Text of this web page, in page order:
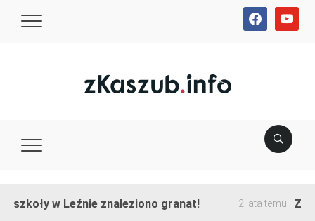
facebookyoutube
szkoły w Leźnie znaleziono granat! 2 lata temu